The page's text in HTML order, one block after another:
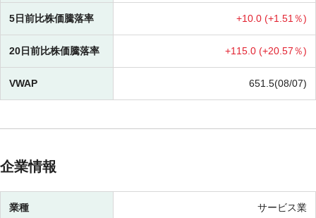
5日前比株価騰落率 +10.0 (+1.51％)
20日前比株価騰落率 +115.0 (+20.57％)
VWAP 651.5(08/07)
企業情報
業種 サービス業